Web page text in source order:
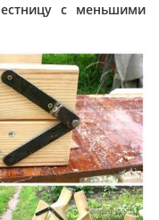
с меньшими